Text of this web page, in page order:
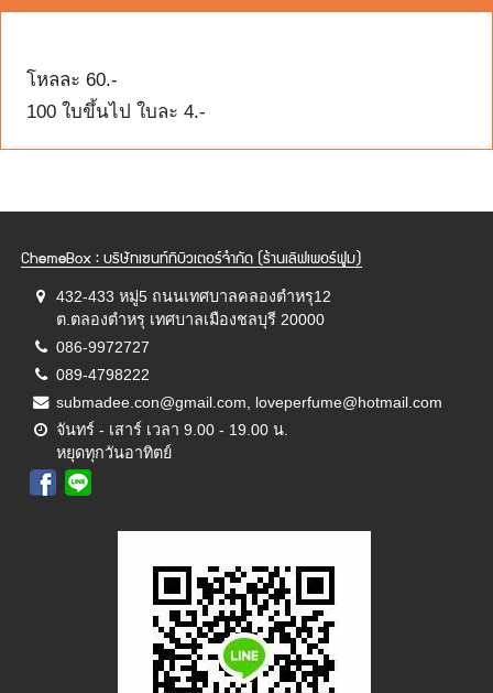
โหลละ 60.-
100 ใบขึ้นไป ใบละ 4.-
ChemeBox : บริษัทเซนท์ทิบิวเตอร์จำกัด (ร้านเลิฟเพอร์ฟูม)
432-433 หมู่5 ถนนเทศบาลคลองตำหรุ12
ต.ตลองตำหรุ เทศบาลเมืองชลบุรี 20000
086-9972727
089-4798222
submadee.con@gmail.com, loveperfume@hotmail.com
จันทร์ - เสาร์ เวลา 9.00 - 19.00 น.
หยุดทุกวันอาทิตย์